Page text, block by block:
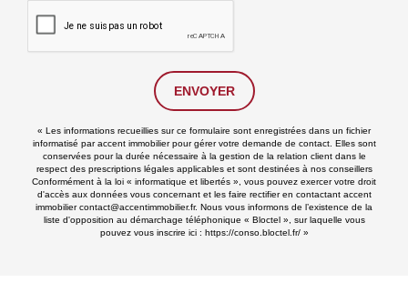
ENVOYER
« Les informations recueillies sur ce formulaire sont enregistrées dans un fichier
informatisé par accent immobilier pour gérer votre demande de contact. Elles sont
conservées pour la durée nécessaire à la gestion de la relation client dans le
respect des prescriptions légales applicables et sont destinées à nos conseillers
Conformément à la loi « informatique et libertés », vous pouvez exercer votre droit
d'accès aux données vous concernant et les faire rectifier en contactant accent
immobilier contact@accentimmobilier.fr. Nous vous informons de l’existence de la
liste d'opposition au démarchage téléphonique « Bloctel », sur laquelle vous
pouvez vous inscrire ici : https://conso.bloctel.fr/»